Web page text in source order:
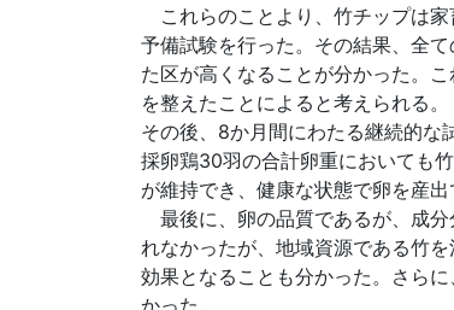
これらのことより、竹チップは家
予備試験を行った。その結果、全
た区が高くなることが分かった。
を整えたことによると考えられる。
その後、8か月間にわたる継続的な
採卵鶏30羽の合計卵重においても
が維持でき、健康な状態で卵を産出
最後に、卵の品質であるが、成分
れなかったが、地域資源である竹
効果となることも分かった。さら
かった。